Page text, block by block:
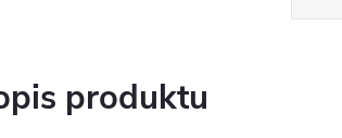
produktu